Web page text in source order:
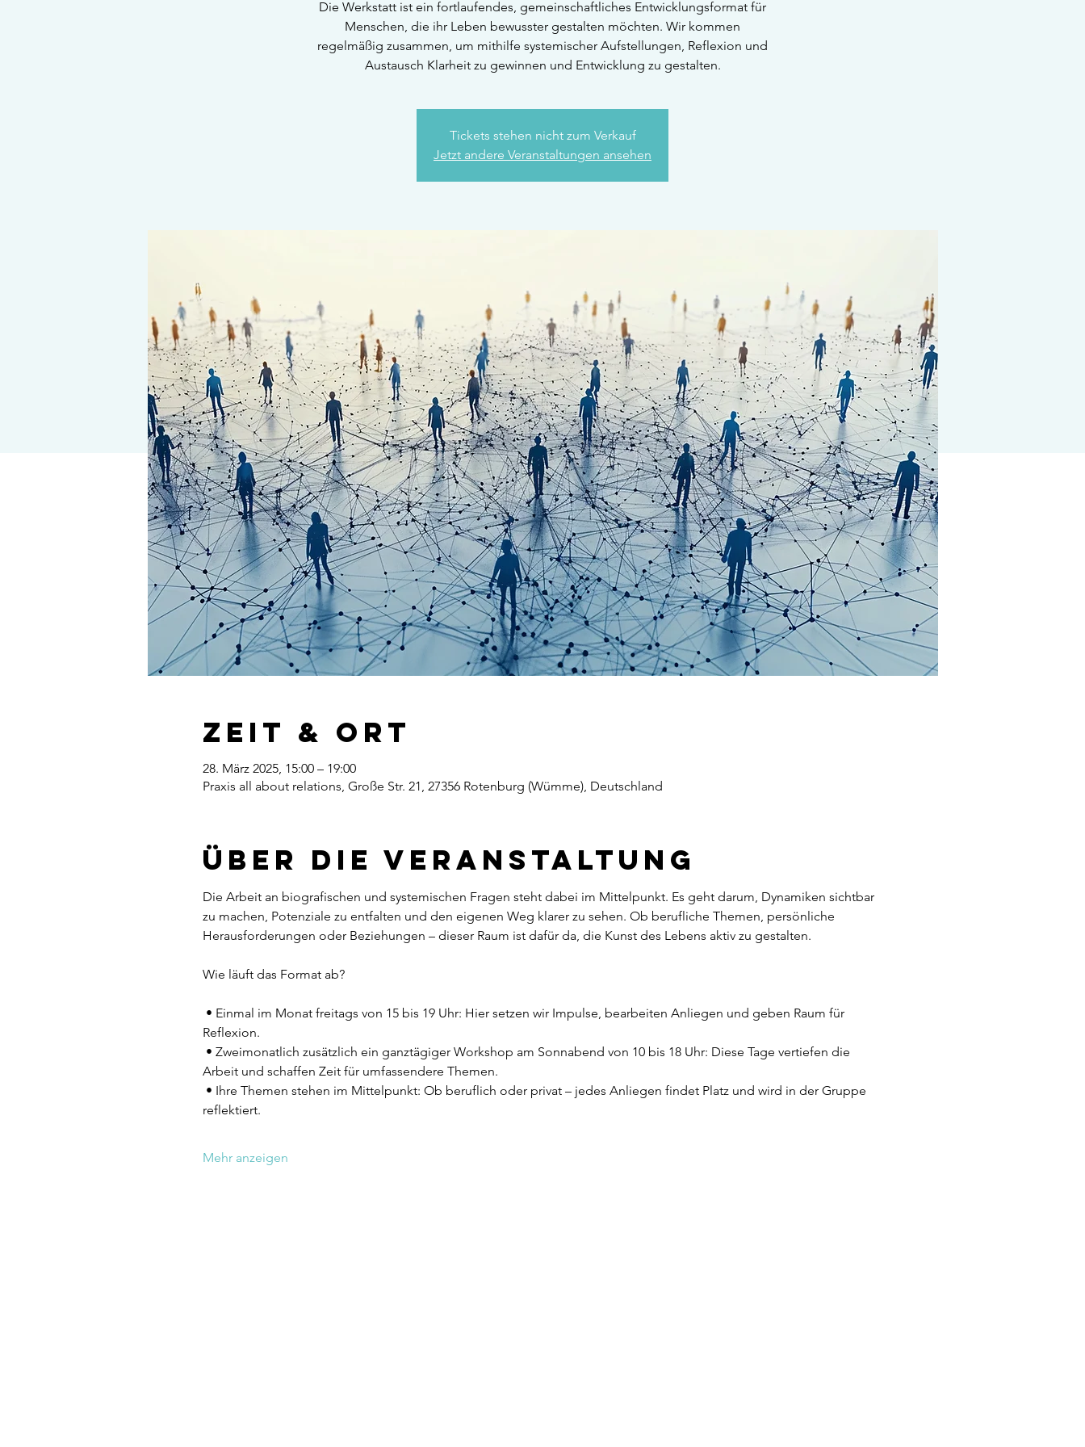
Die Werkstatt ist ein fortlaufendes, gemeinschaftliches Entwicklungsformat für
Menschen, die ihr Leben bewusster gestalten möchten. Wir kommen
regelmäßig zusammen, um mithilfe systemischer Aufstellungen, Reflexion und
Austausch Klarheit zu gewinnen und Entwicklung zu gestalten.
Tickets stehen nicht zum Verkauf
Jetzt andere Veranstaltungen ansehen
Zeit & Ort
28. März 2025, 15:00 – 19:00
Praxis all about relations, Große Str. 21, 27356 Rotenburg (Wümme), Deutschland
Über die Veranstaltung
Die Arbeit an biografischen und systemischen Fragen steht dabei im Mittelpunkt. Es geht darum, Dynamiken sichtbar
zu machen, Potenziale zu entfalten und den eigenen Weg klarer zu sehen. Ob berufliche Themen, persönliche
Herausforderungen oder Beziehungen – dieser Raum ist dafür da, die Kunst des Lebens aktiv zu gestalten.
Wie läuft das Format ab?
• Einmal im Monat freitags von 15 bis 19 Uhr: Hier setzen wir Impulse, bearbeiten Anliegen und geben Raum für
Reflexion.
• Zweimonatlich zusätzlich ein ganztägiger Workshop am Sonnabend von 10 bis 18 Uhr: Diese Tage vertiefen die
Arbeit und schaffen Zeit für umfassendere Themen.
• Ihre Themen stehen im Mittelpunkt: Ob beruflich oder privat – jedes Anliegen findet Platz und wird in der Gruppe
reflektiert.
Mehr anzeigen